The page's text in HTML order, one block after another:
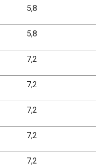
5,8
5,8
7,2
7,2
7,2
7,2
7,2